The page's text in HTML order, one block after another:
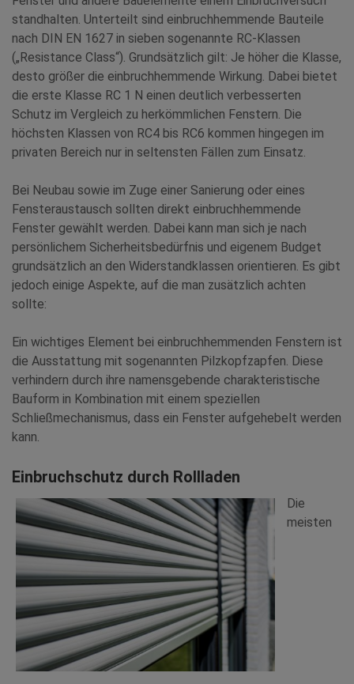
standhalten. Unterteilt sind einbruchhemmende Bauteile
nach DIN EN 1627 in sieben sogenannte RC-Klassen
(„Resistance Class“). Grundsätzlich gilt: Je höher die Klasse,
desto größer die einbruchhemmende Wirkung. Dabei bietet
die erste Klasse RC 1 N einen deutlich verbesserten
Schutz im Vergleich zu herkömmlichen Fenstern. Die
höchsten Klassen von RC4 bis RC6 kommen hingegen im
privaten Bereich nur in seltensten Fällen zum Einsatz.
Bei Neubau sowie im Zuge einer Sanierung oder eines
Fensteraustausch sollten direkt einbruchhemmende
Fenster gewählt werden. Dabei kann man sich je nach
persönlichem Sicherheitsbedürfnis und eigenem Budget
grundsätzlich an den Widerstandklassen orientieren. Es gibt
jedoch einige Aspekte, auf die man zusätzlich achten
sollte:
Ein wichtiges Element bei einbruchhemmenden Fenstern ist
die Ausstattung mit sogenannten Pilzkopfzapfen. Diese
verhindern durch ihre namensgebende charakteristische
Bauform in Kombination mit einem speziellen
Schließmechanismus, dass ein Fenster aufgehebelt werden
kann.
Einbruchschutz durch Rollladen
Die
meisten